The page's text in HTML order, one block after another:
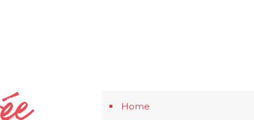
Home